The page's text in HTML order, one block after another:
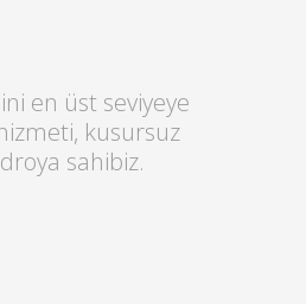
en üst seviyeye
kusursuz
sahibiz.